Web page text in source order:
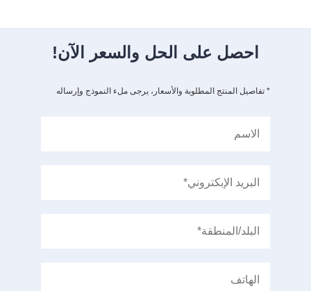
احصل على الحل والسعر الآن!
* تفاصيل المنتج المطلوبة والأسعار، يرجى ملء النموذج وإرساله